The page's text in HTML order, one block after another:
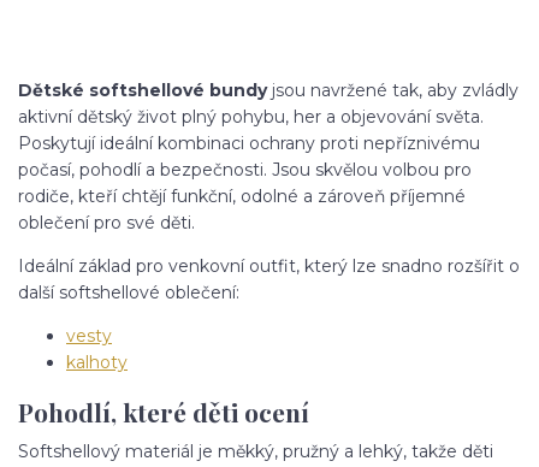
Dětské softshellové bundyjsou navržené tak, aby zvládly
aktivní dětský život plný pohybu, her a objevování světa.
Poskytují ideální kombinaci ochrany proti nepříznivému
počasí, pohodlí a bezpečnosti. Jsou skvělou volbou pro
rodiče, kteří chtějí funkční, odolné a zároveň příjemné
oblečení pro své děti.
Ideální základ pro venkovní outfit, který lze snadno rozšířit o
další softshellové oblečení:
vesty
kalhoty
Pohodlí, které děti ocení
Softshellový materiál je měkký, pružný a lehký, takže děti